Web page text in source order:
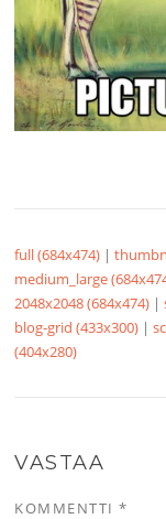
full (684x474) |
medium_large
2048x2048 (684x474) |
blog-grid (433x300) |
(404x280)
VASTAA
KOMMENTTI*